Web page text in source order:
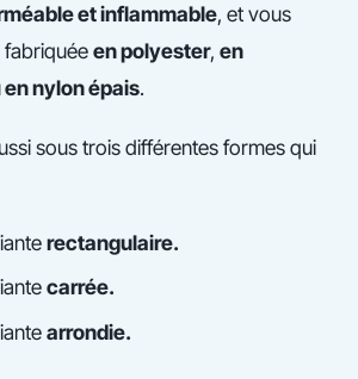
et inflammable, et vous
en polyester, en
en nylon épais.
sous trois différentes formes qui
rectangulaire.
carrée.
arrondie.